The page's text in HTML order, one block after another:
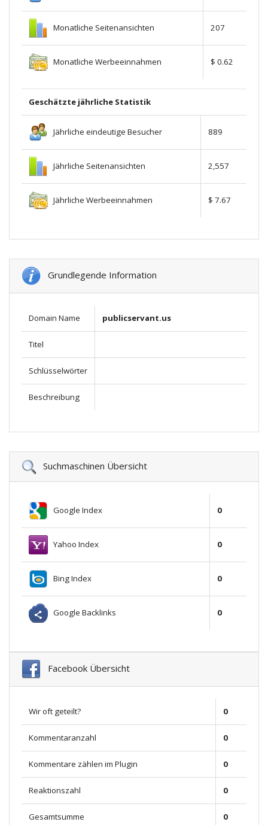
Monatliche Seitenansichten 207
Monatliche Werbeeinnahmen $ 0.62
Geschätzte jährliche Statistik
Jährliche eindeutige Besucher 889
Jährliche Seitenansichten 2,557
Jährliche Werbeeinnahmen $ 7.67
Grundlegende Information
Domain Name publicservant.us
Titel
Schlüsselwörter
Beschreibung
Suchmaschinen Übersicht
Google Index 0
Yahoo Index 0
Bing Index 0
Google Backlinks 0
Facebook Übersicht
Wir oft geteilt? 0
Kommentaranzahl 0
Kommentare zählen im Plugin 0
Reaktionszahl 0
Gesamtsumme 0